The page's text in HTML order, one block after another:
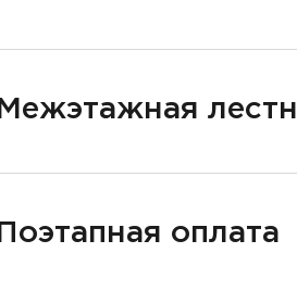
Межэтажная
Поэтапная оплата